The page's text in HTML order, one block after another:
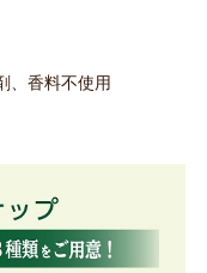
、香料不使用